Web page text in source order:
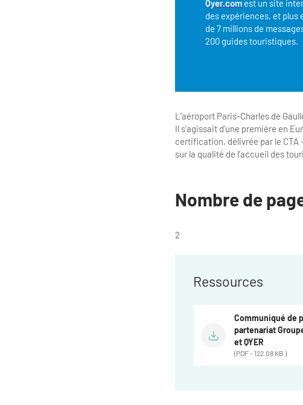
Qyer.com est un site
des expériences, et plus
de 7 millions de
200 guides touristiques.
L’aéroport Paris-Charles de
Il s’agissait d’une première en
certification, délivrée par le CTA
sur la qualité de l’accueil des
Nombre de
2
Ressources
Communiqué de
partenariat
et QYER
(PDF - 122.08 KB )